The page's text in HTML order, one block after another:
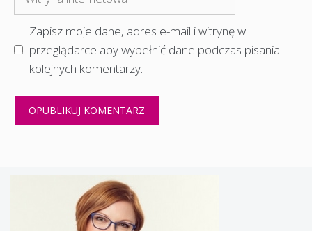
internetowa
Zapisz moje dane, adres e-mail i witrynę w
przeglądarce aby wypełnić dane podczas pisania
kolejnych komentarzy.